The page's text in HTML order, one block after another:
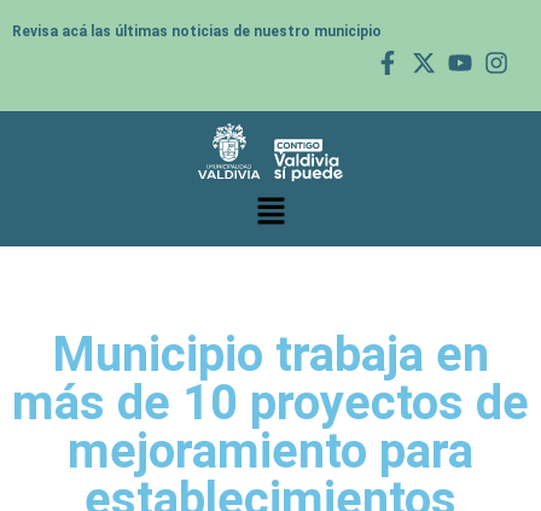
Revisa acá las últimas noticias de nuestro municipio
Municipio trabaja en
más de 10 proyectos de
mejoramiento para
establecimientos